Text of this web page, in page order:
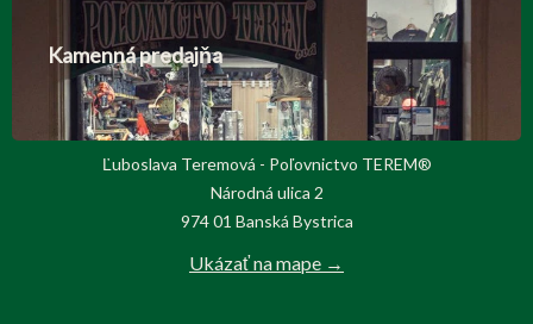
Kamenná predajňa
Ľuboslava Teremová - Poľovnictvo TEREM®
Národná ulica 2
974 01 Banská Bystrica
Ukázať na mape →